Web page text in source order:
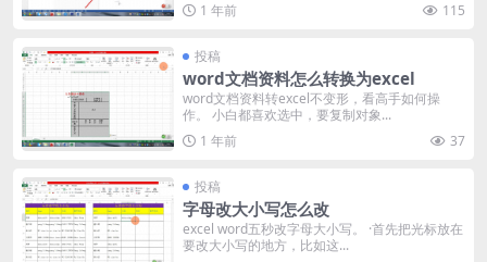
1 年前
115
投稿
word文档资料怎么转换为excel
word文档资料转excel不变形，看高手如何操
作。 小白都喜欢选中，要复制对象...
1 年前
37
投稿
字母改大小写怎么改
excel word五秒改字母大小写。 ·首先把光标放在
要改大小写的地方，比如这...